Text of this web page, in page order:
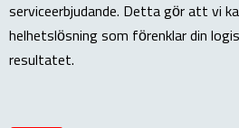
serviceerbjudande. Detta gör att vi
helhetslösning som förenklar din
resultatet.